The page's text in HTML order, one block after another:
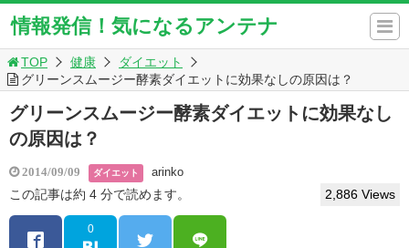
情報発信！気になるアンテナ
TOP 健康
ダイエット
グリーンスムージー酵素ダイエットに効果なしの原因は？
グリーンスムージー酵素ダイエットに効果なし
の原因は？
2014/09/09 ダイエット arinko
この記事は約 4 分で読めます。 2,886 Views
0